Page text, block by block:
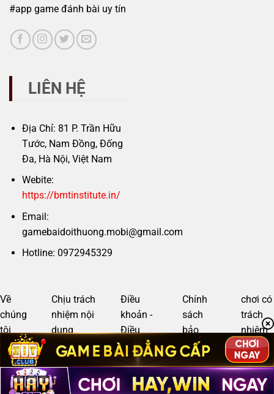
#app game đánh bài uy tín
LIÊN HỆ
Địa Chỉ: 81 P. Trần Hữu
Tước, Nam Đồng, Đống
Đa, Hà Nội, Việt Nam
Webite:
https://bmtinstitute.in/
Email:
gamebaidoithuong.mobi@gmail.com
Hotline: 0972945329
Về
chúng
tôi
Chịu trách
nhiệm nội
dung
Điều
khoản -
Điều
kiện
Chính
sách
bảo
mật
chơi có
trách
nhiệm
Copyright 2026 © gamebaidoithuong.mobi